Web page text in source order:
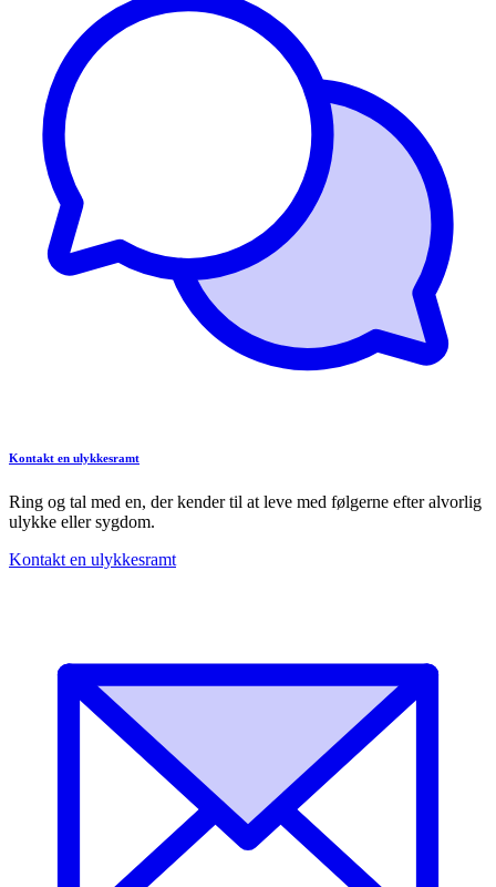
Kontakt en ulykkesramt
Ring og tal med en, der kender til at leve med følgerne efter alvorlig
ulykke eller sygdom.
Kontakt en ulykkesramt